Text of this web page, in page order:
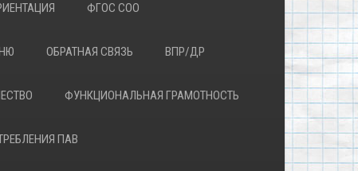
ФГОС СОО
ОБРАТНАЯ СВЯЗЬ ВПР/ДР
ФУНКЦИОНАЛЬНАЯ ГРАМОТНОСТЬ
ПАВ